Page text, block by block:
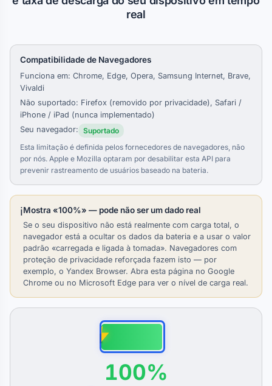
real
Compatibilidade de Navegadores
Funciona em: Chrome, Edge, Opera, Samsung Internet, Brave,
Vivaldi
Não suportado: Firefox (removido por privacidade), Safari /
iPhone / iPad (nunca implementado)
Seu navegador: Suportado
Esta limitação é definida pelos fornecedores de navegadores, não
por nós. Apple e Mozilla optaram por desabilitar esta API para
prevenir rastreamento de usuários baseado na bateria.
ℹ️Mostra «100%» — pode não ser um dado real
Se o seu dispositivo não está realmente com carga total, o
navegador está a ocultar os dados da bateria e a usar o valor
padrão «carregada e ligada à tomada». Navegadores com
proteção de privacidade reforçada fazem isto — por
exemplo, o Yandex Browser. Abra esta página no Google
Chrome ou no Microsoft Edge para ver o nível de carga real.
100%